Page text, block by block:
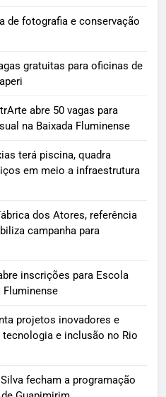
de fotografia e conservação
gratuitas para oficinas de
abre 50 vagas para
na Baixada Fluminense
terá piscina, quadra
em meio a infraestrutura
dos Atores, referência
campanha para
inscrições para Escola
Fluminense
projetos inovadores e
e inclusão no Rio
fecham a programação